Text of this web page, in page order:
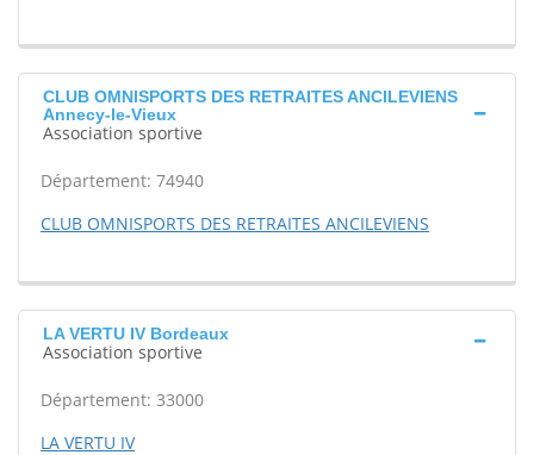
CLUB OMNISPORTS DES RETRAITES ANCILEVIENS
Annecy-le-Vieux
Association sportive
Département: 74940
CLUB OMNISPORTS DES RETRAITES ANCILEVIENS
LA VERTU IV Bordeaux
Association sportive
Département: 33000
LA VERTU IV